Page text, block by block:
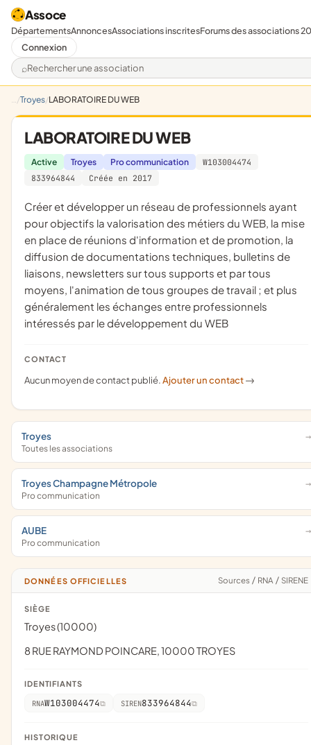
Assoce
Rechercher une association
DépartementsAnnoncesAssociations inscritesForums des associations
Connexion
Troyes LABORATOIRE DU WEB
LABORATOIRE DU WEB
Active Troyes Pro communication
W103004474
833964844
Créée en 2017
créer et développer un réseau de professionnels ayant
pour objectifs la valorisation des métiers du WEB, la mise
en place de réunions d'information et de promotion, la
diffusion de documentations techniques, bulletins de
liaisons, newsletters sur tous supports et par tous
moyens, l'animation de tous groupes de travail ; et plus
généralement les échanges entre professionnels
intéressés par le développement du WEB
CONTACT
Aucun moyen de contact publié.Ajouter un contact ->
Troyes
Toutes les associations
Troyes Champagne Métropole
Pro communication
AUBE
Pro communication
DONNÉES OFFICIELLES Sources / RNA / SIRENE
SIÈGE
Troyes (10000)
8 RUE RAYMOND POINCARE, 10000 TROYES
IDENTIFIANTS
RNAW103004474 SIREN833964844
HISTORIQUE